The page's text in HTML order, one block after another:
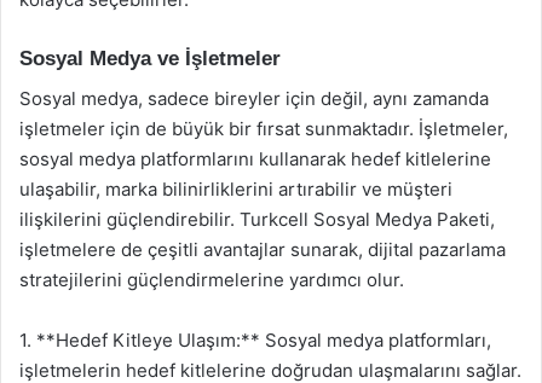
Sosyal Medya ve İşletmeler
Sosyal medya, sadece bireyler için değil, aynı zamanda
işletmeler için de büyük bir fırsat sunmaktadır. İşletmeler,
sosyal medya platformlarını kullanarak hedef kitlelerine
ulaşabilir, marka bilinirliklerini artırabilir ve müşteri
ilişkilerini güçlendirebilir. Turkcell Sosyal Medya Paketi,
işletmelere de çeşitli avantajlar sunarak, dijital pazarlama
stratejilerini güçlendirmelerine yardımcı olur.
1. **Hedef Kitleye Ulaşım:** Sosyal medya platformları,
işletmelerin hedef kitlelerine doğrudan ulaşmalarını sağlar.